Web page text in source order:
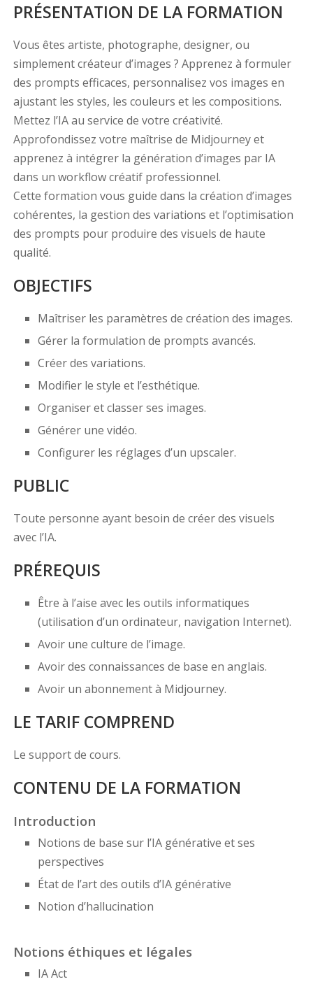
PRÉSENTATION DE LA FORMATION
Vous êtes artiste, photographe, designer, ou
simplement créateur d’images ? Apprenez à formuler
des prompts efficaces, personnalisez vos images en
ajustant les styles, les couleurs et les compositions.
Mettez l’IA au service de votre créativité.
Approfondissez votre maîtrise de Midjourney et
apprenez à intégrer la génération d’images par IA
dans un workflow créatif professionnel.
Cette formation vous guide dans la création d’images
cohérentes, la gestion des variations et l’optimisation
des prompts pour produire des visuels de haute
qualité.
OBJECTIFS
Maîtriser les paramètres de création des images.
Gérer la formulation de prompts avancés.
Créer des variations.
Modifier le style et l’esthétique.
Organiser et classer ses images.
Générer une vidéo.
Configurer les réglages d’un upscaler.
PUBLIC
Toute personne ayant besoin de créer des visuels
avec l’IA.
PRÉREQUIS
Être à l’aise avec les outils informatiques
(utilisation d’un ordinateur, navigation Internet).
Avoir une culture de l’image.
Avoir des connaissances de base en anglais.
Avoir un abonnement à Midjourney.
LE TARIF COMPREND
Le support de cours.
CONTENU DE LA FORMATION
Introduction
Notions de base sur l’IA générative et ses
perspectives
État de l’art des outils d’IA générative
Notion d’hallucination
Notions éthiques et légales
IA Act